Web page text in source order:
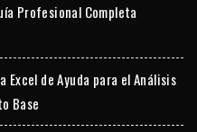
Profesional Completa
Excel de Ayuda para el Análisis
Base